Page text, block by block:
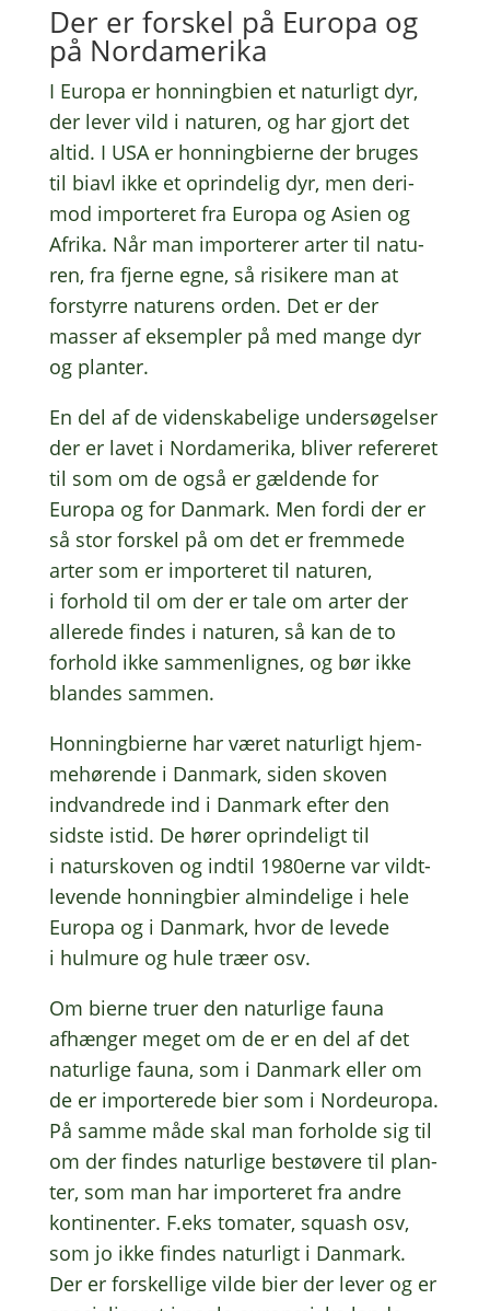
Der er forskel på Europa og
på Nordamerika
I Europa er honning­bi­en et natur­ligt dyr,
der lever vild i natu­ren, og har gjort det
altid. I USA er honning­bi­er­ne der bruges
til biavl ikke et oprin­de­lig dyr, men deri­
mod impor­te­ret fra Europa og Asien og
Afrika. Når man impor­te­rer arter til natu­
ren, fra fjerne egne, så risi­ke­re man at
forstyr­re natu­rens orden. Det er der
masser af eksemp­ler på med mange dyr
og planter.
En del af de viden­ska­be­li­ge under­sø­gel­ser
der er lavet i Norda­me­ri­ka, bliver refe­re­ret
til som om de også er gælden­de for
Europa og for Danmark. Men fordi der er
så stor forskel på om det er frem­me­de
arter som er impor­te­ret til natu­ren,
i forhold til om der er tale om arter der
alle­re­de findes i natu­ren, så kan de to
forhold ikke sammen­lig­nes, og bør ikke
blan­des sammen.
Honning­bi­er­ne har været natur­ligt hjem­
me­hø­ren­de i Danmark, siden skoven
indvan­dre­de ind i Danmark efter den
sidste istid. De hører oprin­de­ligt til
i natursko­ven og indtil 1980erne var vildt­
le­ven­de honning­bi­er almin­de­li­ge i hele
Europa og i Danmark, hvor de levede
i hulmu­re og hule træer osv.
Om bierne truer den natur­li­ge fauna
afhæn­ger meget om de er en del af det
natur­li­ge fauna, som i Danmark eller om
de er impor­te­re­de bier som i Nord­eu­ro­pa.
På samme måde skal man forhol­de sig til
om der findes natur­li­ge bestø­ve­re til plan­
ter, som man har impor­te­ret fra andre
konti­nen­ter. F.eks toma­ter, squash osv,
som jo ikke findes natur­ligt i Danmark.
Der er forskel­li­ge vilde bier der lever og er